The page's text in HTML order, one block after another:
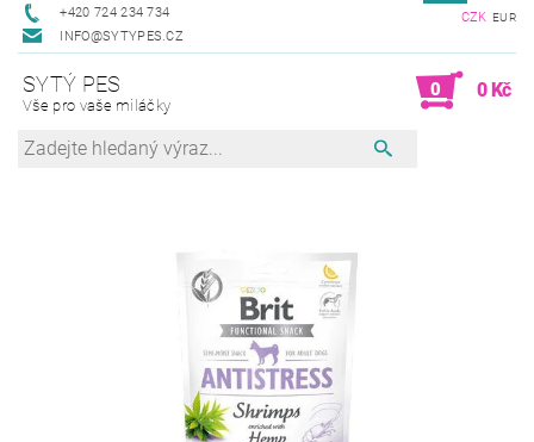
+420 724 234 734
INFO@SYTYPES.CZ
CZK EUR
SYTÝ PES
Vše pro vaše miláčky
0 0 Kč